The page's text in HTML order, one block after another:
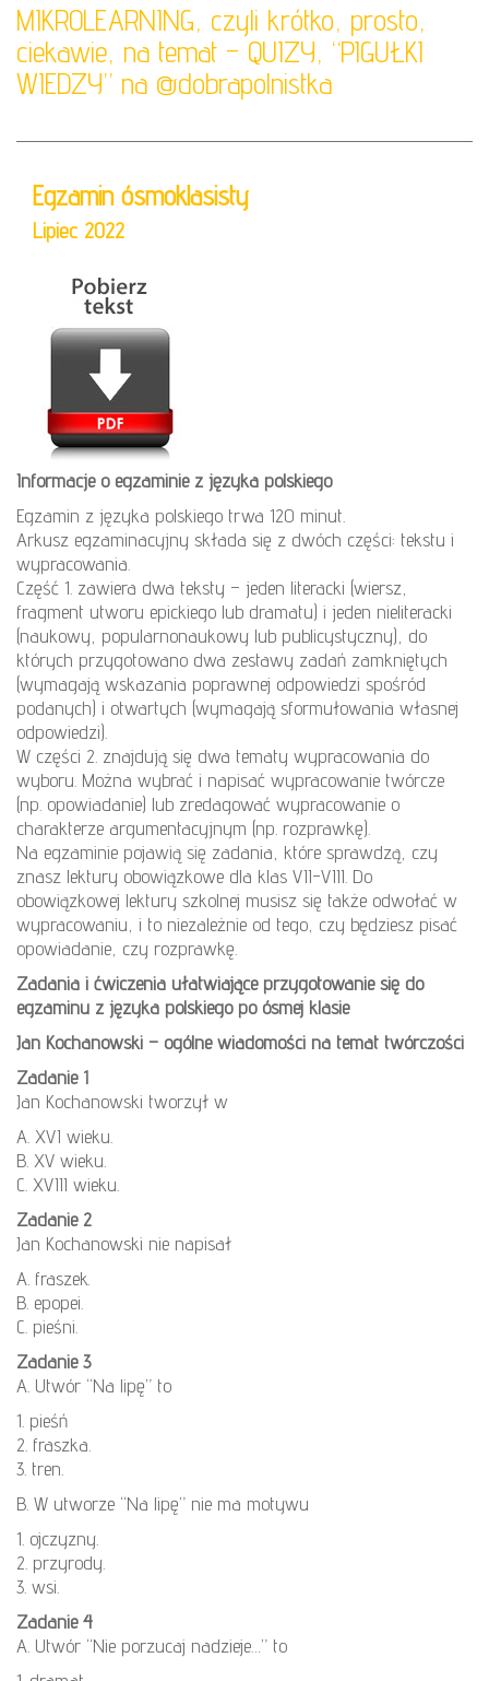
MIKROLEARNING, czyli krótko, prosto,
ciekawie, na temat – QUIZY, “PIGUŁKI
WIEDZY” na @dobrapolnistka
Egzamin ósmoklasisty
Lipiec 2022
Informacje o egzaminie z języka polskiego
Egzamin z języka polskiego trwa 120 minut.
Arkusz egzaminacyjny składa się z dwóch części: tekstu i
wypracowania.
Część 1. zawiera dwa teksty – jeden literacki (wiersz,
fragment utworu epickiego lub dramatu) i jeden nieliteracki
(naukowy, popularnonaukowy lub publicystyczny), do
których przygotowano dwa zestawy zadań zamkniętych
(wymagają wskazania poprawnej odpowiedzi spośród
podanych) i otwartych (wymagają sformułowania własnej
odpowiedzi).
W części 2. znajdują się dwa tematy wypracowania do
wyboru. Można wybrać i napisać wypracowanie twórcze
(np. opowiadanie) lub zredagować wypracowanie o
charakterze argumentacyjnym (np. rozprawkę).
Na egzaminie pojawią się zadania, które sprawdzą, czy
znasz lektury obowiązkowe dla klas VII-VIII. Do
obowiązkowej lektury szkolnej musisz się także odwołać w
wypracowaniu, i to niezależnie od tego, czy będziesz pisać
opowiadanie, czy rozprawkę.
Zadania i ćwiczenia ułatwiające przygotowanie się do
egzaminu z języka polskiego po ósmej klasie
Jan Kochanowski – ogólne wiadomości na temat twórczości
Zadanie 1
Jan Kochanowski tworzył w
A. XVI wieku.
B. XV wieku.
C. XVIII wieku.
Zadanie 2
Jan Kochanowski nie napisał
A. fraszek.
B. epopei.
C. pieśni.
Zadanie 3
A. Utwór “Na lipę” to
1. pieśń
2. fraszka.
3. tren.
B. W utworze “Na lipę” nie ma motywu
1. ojczyzny.
2. przyrody.
3. wsi.
Zadanie 4
A. Utwór “Nie porzucaj nadzieje…” to